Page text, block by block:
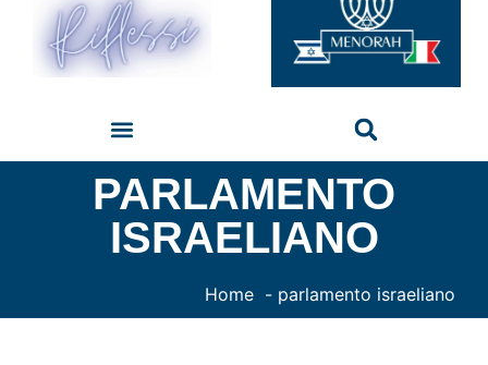
PARLAMENTO
ISRAELIANO
Home parlamento israeliano